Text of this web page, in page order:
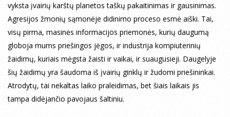
vyksta įvairių karštų planetos taškų pakaitinimas ir gausinimas.
Agresijos žmonių sąmonėje didinimo proceso esmė aiški. Tai,
visų pirma, masinės informacijos priemonės, kurių daugumą
globoja mums priešingos jėgos, ir industrija kompiuterinių
žaidimų, kuriais mėgsta žaisti ir vaikai, ir suaugusieji. Daugelyje
šių žaidimų yra šaudoma iš įvairių ginklų ir žudomi priešininkai.
Atrodytų, tai nekaltas laiko praleidimas, bet šiais laikais jis
tampa didėjančio pavojaus šaltiniu.